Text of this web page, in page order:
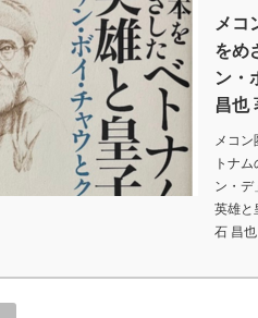
メコ
をめ
ン・
昌也
メコ
トナ
ン・デ
英雄と
石 昌